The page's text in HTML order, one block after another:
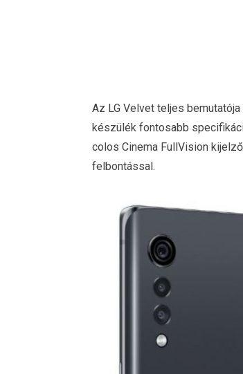
Az LG Velvet teljes
készülék fontosabb
colos Cinema FullVision
felbontással.